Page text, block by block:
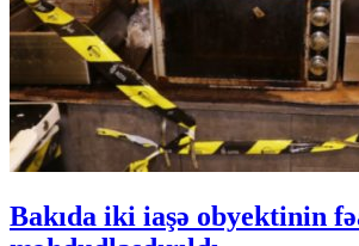
Bakıda iki iaşə obyektinin